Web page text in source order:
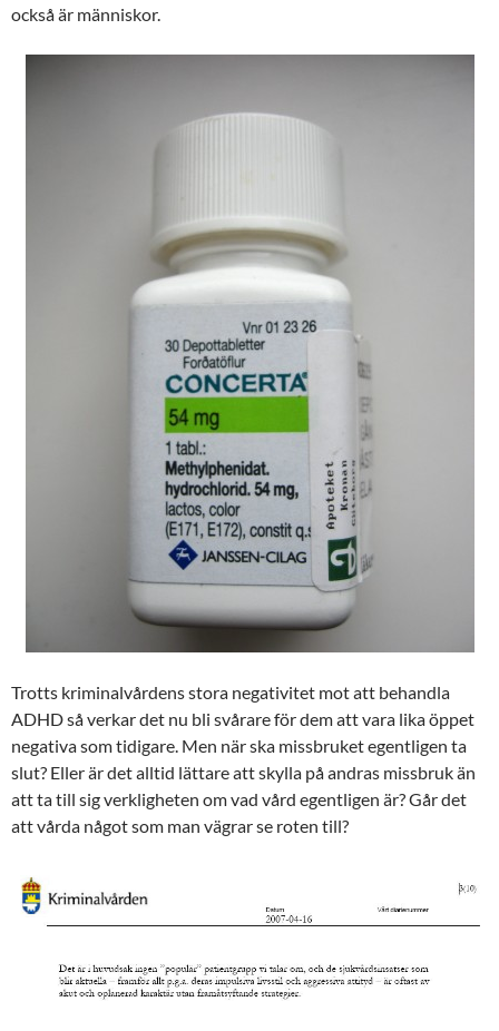
också är människor.
Trotts kriminalvårdens stora negativitet mot att behandla
ADHD så verkar det nu bli svårare för dem att vara lika öppet
negativa som tidigare. Men när ska missbruket egentligen ta
slut? Eller är det alltid lättare att skylla på andras missbruk än
att ta till sig verkligheten om vad vård egentligen är? Går det
att vårda något som man vägrar se roten till?